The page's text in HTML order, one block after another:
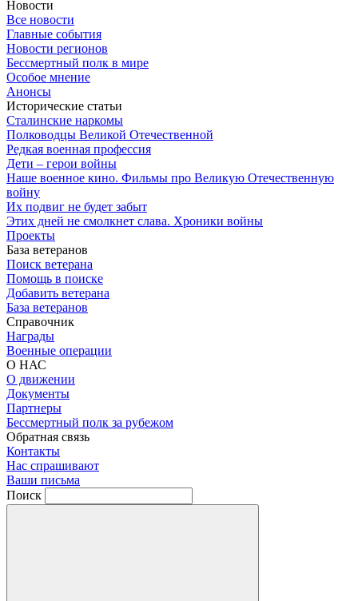
Новости
Все новости
Главные события
Новости регионов
Бессмертный полк в мире
Особое мнение
Анонсы
Исторические статьи
Сталинские наркомы
Полководцы Великой Отечественной
Редкая военная профессия
Дети – герои войны
Наше военное кино. Фильмы про Великую Отечественную
войну
Их подвиг не будет забыт
Этих дней не смолкнет слава. Хроники войны
Проекты
База ветеранов
Поиск ветерана
Помощь в поиске
Добавить ветерана
База ветеранов
Справочник
Награды
Военные операции
О НАС
О движении
Документы
Партнеры
Бессмертный полк за рубежом
Обратная связь
Контакты
Нас спрашивают
Ваши письма
Поиск